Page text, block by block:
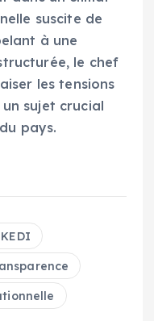
suscite de
à une
le chef
les tensions
sujet crucial
pays.